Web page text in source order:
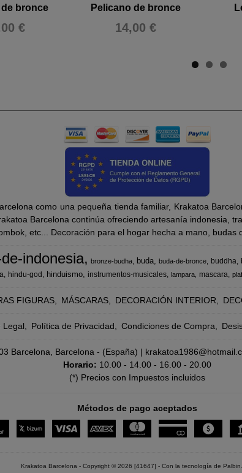
bronce
€
Pelicano de bronce
14,00 €
como una pequeña tienda familiar, Krakatoa
Barcelona continúa ofreciendo artesanía indonesia,
etc... Decoración para el hogar hecha a mano, budas
indonesia bronze-budha buda buda-de-bronce buddha
hindu-god hinduismo instrumentos-musicales lampara mascara
FIGURAS MÁSCARAS DECORACIÓN INTERIOR
Legal Política de Privacidad Condiciones de Compra
Barcelona, Barcelona - (España) |
Horario: 10.00 - 14.00 - 16.00 - 20.00
(*) Precios con Impuestos incluidos
Métodos de pago aceptados
Krakatoa Barcelona - Copyright © 2026 [41647] - Con la tecnología de